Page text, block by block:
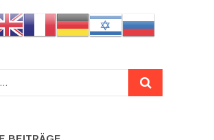
Suchen
…